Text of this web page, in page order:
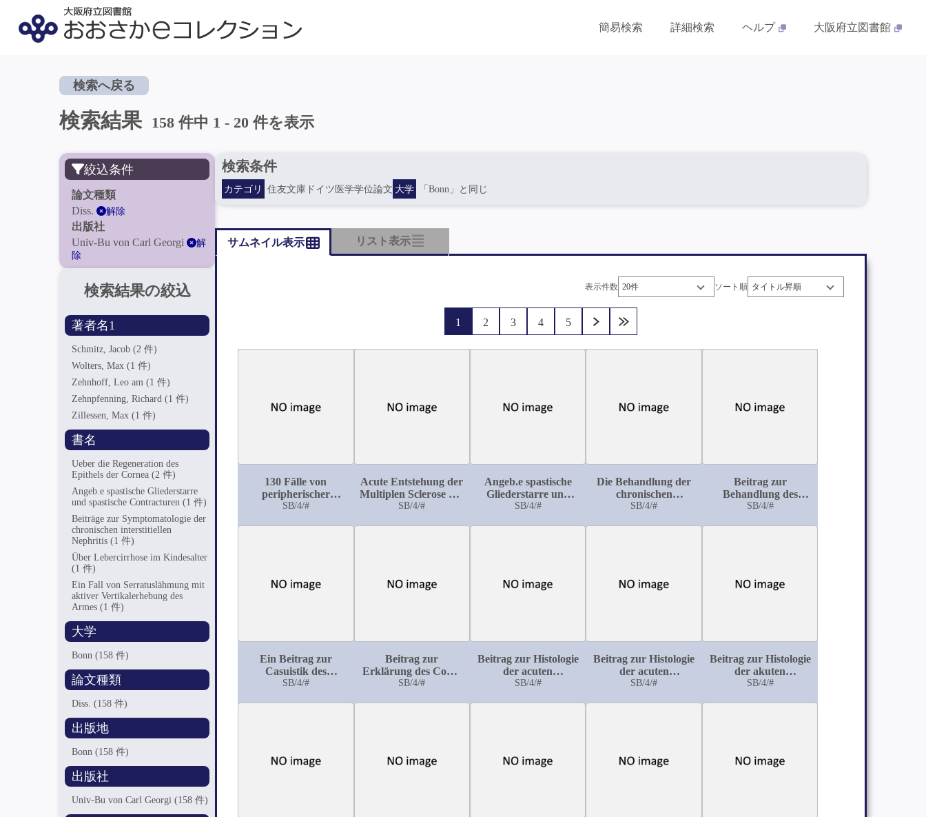
簡易検索 詳細検索 ヘルプ 大阪府立図書館
検索へ戻る
検索結果 158 件中 1 - 20 件を表示
絞込条件
論文種類
Diss.
解除
出版社
Univ-Bu von Carl Georgi
解
除
検索結果の絞込
著者名1
Schmitz, Jacob(2 件)
Wolters, Max(1 件)
Zehnhoff, Leo am(1 件)
Zehnpfenning, Richard(1 件)
Zillessen, Max(1 件)
書名
Ueber die Regeneration des
Epithels der Cornea(2 件)
Angeb.e spastische Gliederstarre
und spastische Contracturen(1 件)
Beiträge zur Symptomatologie der
chronischen interstitiellen
Nephritis(1 件)
Über Lebercirrhose im Kindesalter
(1 件)
Ein Fall von Serratuslähmung mit
aktiver Vertikalerhebung des
Armes(1 件)
大学
Bonn(158 件)
論文種類
Diss.(158 件)
出版地
Bonn(158 件)
出版社
Univ-Bu von Carl Georgi(158 件)
検索条件
カテゴリ 住友文庫ドイツ医学学位論文 大学 「Bonn」と同じ
サムネイル表示 リスト表示
表示件数 ソート順
1 2 3 4 5
130 Fälle von
peripherischer
Facialis-Lähmung
SB/4/#
Acute Entstehung der
Multiplen Sclerose des
Gehirns und des
SB/4/#
Angeb.e spastische
Gliederstarre und
spastische
SB/4/#
Die Behandlung der
chronischen
Sehnenscheidenentzündung
Jodoformglycerininjektion
SB/4/#
Beitrag zur
Behandlung des
malignen und
SB/4/#
Ein Beitrag zur
Casuistik des
Oesophagusdivertikels
SB/4/#
Beitrag zur
Erklärung des Coma
diabeticum
SB/4/#
Beitrag zur Histologie
der acuten
Entzündung: Die
SB/4/#
Beitrag zur Histologie
der acuten
Entzündung: Die
SB/4/#
Beitrag zur Histologie
der akuten
Entzündung: Die
SB/4/#